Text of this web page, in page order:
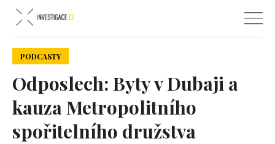
PODCASTY
Odposlech: Byty v Dubaji a
kauza Metropolitního
spořitelního družstva